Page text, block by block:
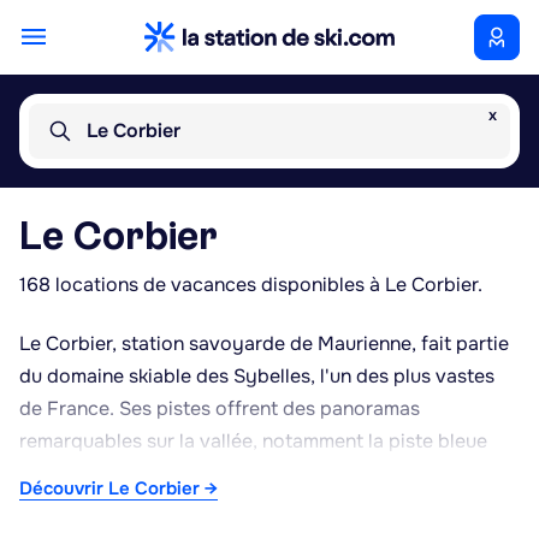
x
Le Corbier
Le Corbier
168 locations de vacances disponibles à Le Corbier.
Le Corbier, station savoyarde de Maurienne, fait partie
du domaine skiable des Sybelles, l'un des plus vastes
de France. Ses pistes offrent des panoramas
remarquables sur la vallée, notamment la piste bleue
Corbier, point de vue apprécié par temps clair. Le
Découvrir Le Corbier →